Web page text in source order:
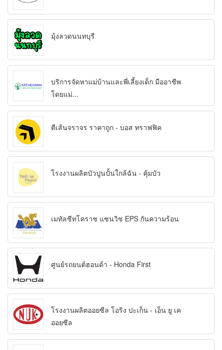
มุ้งลวดนนทบุรี
บริการจัดหาแม่บ้านและพี่เลี้ยงเด็ก มืออาชีพ
โดยแม่...
ตีเส้นจราจร ราคาถูก - บอส ทราฟฟิค
โรงงานผลิตบัวปูนปั้นใกล้ฉัน - คุ้มบัว
เมทัลชีทโคราช แซนวิช EPS กันความร้อน
ศูนย์รถยนต์ฮอนด้า - Honda First
โรงงานผลิตออยซีล โอริง ปะเก็น - เอ็น ยู เค
ออยซีล